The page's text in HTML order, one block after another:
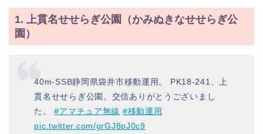
1. 上貫名せせらぎ公園（かみぬきなせせらぎ公
園）
40m-SSB静岡県袋井市移動運用。 PK18-241、上
貫名せせらぎ公園。交信ありがとうございまし
た。#アマチュア無線 #移動運用
pic.twitter.com/grGJ8pJ0c9